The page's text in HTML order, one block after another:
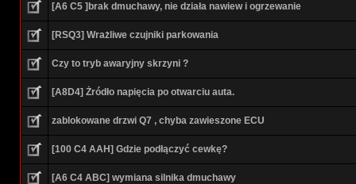
[A6 C5 ]brak dmuchawy, nie działa nawiew i ogrzewanie
[RSQ3] Wrażliwe czujniki parkowania
Czy to tryb awaryjny skrzyni ?
[A8D4] Żródło napięcia po otwarciu auta.
zablokowane drzwi Q7 , chyba zawieszone ECU
[100 C4 AAH] Gdzie podłączyć cewkę?
[A6 C4 ABC] wymiana silnika dmuchawy